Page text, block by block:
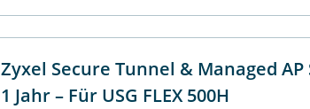
Zyxel Secure Tunnel & Managed
1 Jahr – Für USG FLEX 500H